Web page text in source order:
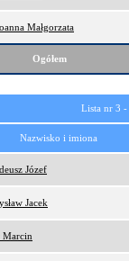
Małgorzata
Ogółem
Lista nr 3 -
Nazwisko i imiona
Józef
Jacek
Marcin